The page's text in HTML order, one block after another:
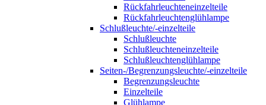
Rückfahrleuchteneinzelteile
Rückfahrleuchtenglühlampe
Schlußleuchte/-einzelteile
Schlußleuchte
Schlußleuchteneinzelteile
Schlußleuchtenglühlampe
Seiten-/Begrenzungsleuchte/-einzelteile
Begrenzungsleuchte
Einzelteile
Glühlampe